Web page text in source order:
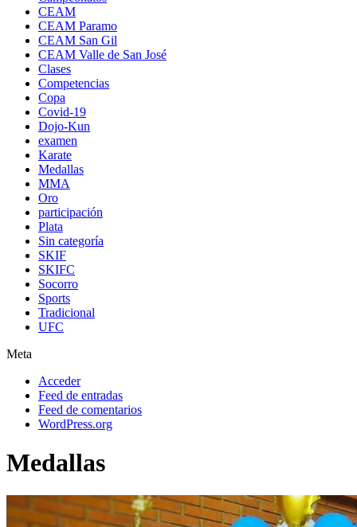
CEAM
CEAM Paramo
CEAM San Gil
CEAM Valle de San José
Clases
Competencias
Copa
Covid-19
Dojo-Kun
examen
Karate
Medallas
MMA
Oro
participación
Plata
Sin categoría
SKIF
SKIFC
Socorro
Sports
Tradicional
UFC
Meta
Acceder
Feed de entradas
Feed de comentarios
WordPress.org
Medallas